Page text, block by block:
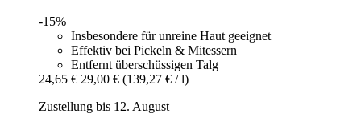
-15%
Insbesondere für unreine Haut geeignet
Effektiv bei Pickeln & Mitessern
Entfernt überschüssigen Talg
24,65 € 29,00 € (139,27 € / l)
Zustellung bis 12. August